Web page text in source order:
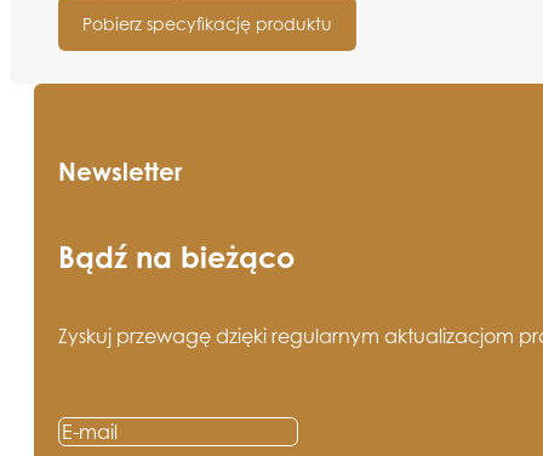
Pobierz specyfikację produktu
Newsletter
Bądź na bieżąco
Zyskuj przewagę dzięki regularnym aktualizacjom